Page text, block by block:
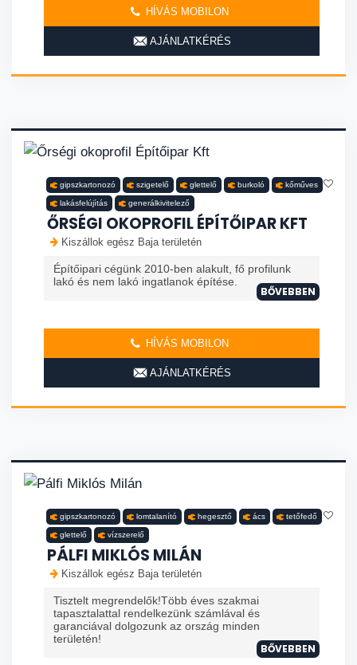
HÍVÁS MOBILON
AJÁNLATKÉRÉS
gipszkartonozó szigetelő glettelő burkoló kőműves
lakásfelújítás generálkivitelező
ŐRSÉGI OKOPROFIL ÉPÍTŐIPAR KFT
Kiszállok egész Baja területén
Építőipari cégünk 2010-ben alakult, fő profilunk
lakó és nem lakó ingatlanok építése.
BŐVEBBEN
HÍVÁS MOBILON
AJÁNLATKÉRÉS
gipszkartonozó lomtalanító hegesztő ács tetőfedő
glettelő vízszerelő
PÁLFI MIKLÓS MILÁN
Kiszállok egész Baja területén
Tisztelt megrendelők!Több éves szakmai
tapasztalattal rendelkezünk számlával és
garanciával dolgozunk az ország minden
területén!
BŐVEBBEN